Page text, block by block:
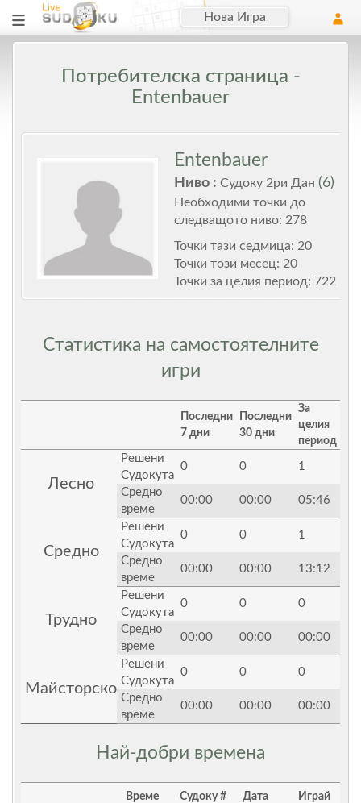
Нова Игра
Потребителска страница -
Entenbauer
Entenbauer
Ниво : Судоку 2ри Дан (6)
Необходими точки до
следващото ниво: 278
Точки тази седмица: 20
Точки този месец: 20
Точки за целия период: 722
Статистика на самостоятелните
игри
Последни
7 дни
Последни
30 дни
За
целия
период
Лесно
Решени
Судокута
0 0 1
Средно
време
00:00 00:00 05:46
Средно
Решени
Судокута
0 0 1
Средно
време
00:00 00:00 13:12
Трудно
Решени
Судокута
0 0 0
Средно
време
00:00 00:00 00:00
Майсторско
Решени
Судокута
0 0 0
Средно
време
00:00 00:00 00:00
Най-добри времена
Време Судоку # Дата Играй